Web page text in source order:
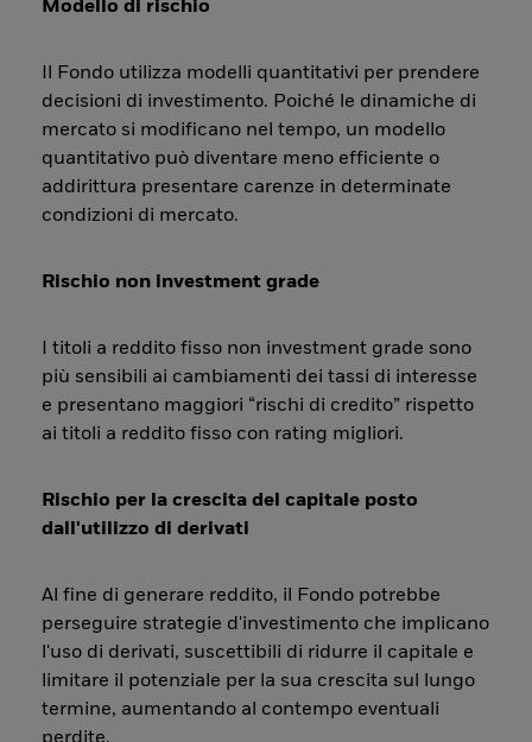
Modello di rischio
Il Fondo utilizza modelli quantitativi per prendere
decisioni di investimento. Poiché le dinamiche di
mercato si modificano nel tempo, un modello
quantitativo può diventare meno efficiente o
addirittura presentare carenze in determinate
condizioni di mercato.
Rischio non investment grade
I titoli a reddito fisso non investment grade sono
più sensibili ai cambiamenti dei tassi di interesse
e presentano maggiori “rischi di credito” rispetto
ai titoli a reddito fisso con rating migliori.
Rischio per la crescita del capitale posto
dall'utilizzo di derivati
Al fine di generare reddito, il Fondo potrebbe
perseguire strategie d'investimento che implicano
l'uso di derivati, suscettibili di ridurre il capitale e
limitare il potenziale per la sua crescita sul lungo
termine, aumentando al contempo eventuali